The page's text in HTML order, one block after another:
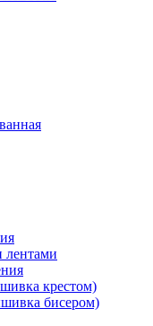
крестом)
бисером)